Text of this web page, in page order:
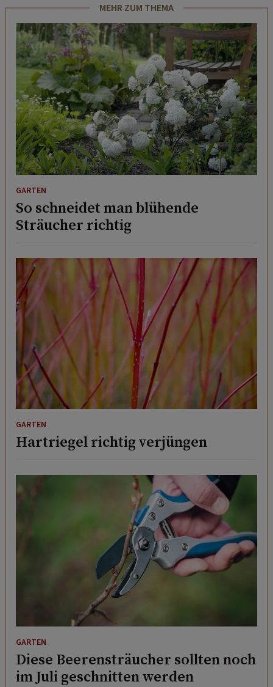
MEHR ZUM THEMA
GARTEN
So schneidet man blühende
Sträucher richtig
GARTEN
Hartriegel richtig verjüngen
GARTEN
Diese Beerensträucher sollten noch
im Juli geschnitten werden